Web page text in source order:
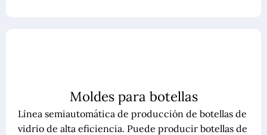
Moldes para botellas
Línea semiautomática de producción de botellas de
vidrio de alta eficiencia. Puede producir botellas de